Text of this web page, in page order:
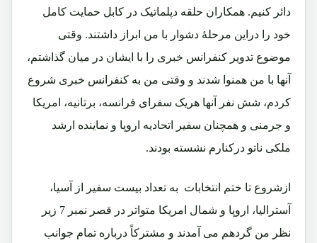
دائر کنیم. همکاران حلقه دپلماتیک در کابل حمایت کامل
خود را دراین مرحلۀ دشوار با من ابراز داشتند. وقتی
موضوع تدویر کنفرانس خبری را با ایشان در میان گذاشتم،
آنها با من همنوا شدند و وقتی من به کنفرانس خبری شروع
کردم، شش نفر آنها هریک سفرای فرانسه، برتانیه، امریکا
و جرمنی و همچنان سفیر اتحادیه اروپا و نماینده ارشد
ملکی ناتو درکنارم نشسته بودند.
ازشروع تا ختم انتخابات به تعداد بیست سفیر از آسیا،
آسترالیا، اروپا و شمال امریکا متواتر در قصر نمبر 7 زیر
نظر من گردهم می آمدند و مشترکاً درباره تمام جوانب